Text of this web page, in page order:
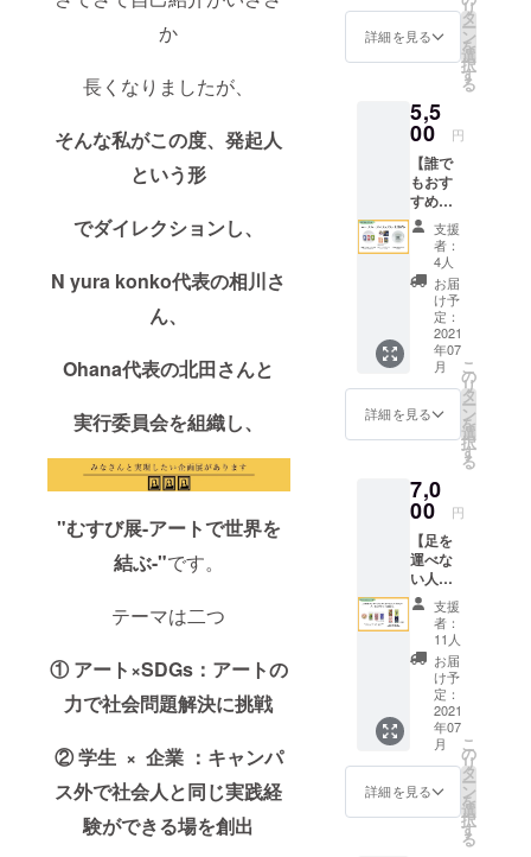
か
長くなりましたが、
そんな私がこの度、発起人
という形
でダイレクションし、
N yura konko代表の相川さ
ん、
Ohana代表の北田さんと
実行委員会を組織し、
"むすび展-アートで世界を
結ぶ-"です。
テーマは二つ
① アート×SDGs：アートの
力で社会問題解決に挑戦
② 学生 × 企業 ：キャンパ
ス外で社会人と同じ実践経
験ができる場を創出
ンの取
得や環
築、操
作など
つまづ
きやす
いポイ
ントを
解説 ★
実際に
無料で
サイト
を作成
してみ
る *有料
版への
移行は
ありま
せんの
でもし
お気に
した
ら、各
自でご
負担い
ただい
た上で
アップ
デート
くださ
い。 *む
すび展
で有料
版への
費用負
担は致
しかね
ます。 *
ただし
有料版
の作品
は、
もしく
はハー
ティー
＆シア
バター
プラン
で、選
択可能
です。
シアバ
ターお
よび
アート
ポス
は、遅
くとも
発送申
し上げ
ます。
ただき
ます。 *
額なし
となり
ます。
ハーブ
ティー
用の
パッ
ケージ
作品か
ら選択
いただ
けま
す。
ハーブ
ティー
および
アート
くとも
７月末
発送申
し上げ
ます。
（15g）
2個をお
届けさ
せてい
ます。
・全
アー
ティス
トのサ
イン入
りポス
トカー
ドもお
届けさ
せてい
ただき
ます。
ハーブ
ティー
および
ポスト
７月末
までに
発送申
し上げ
ます。
詳細を見る
リ
タ
ー
ン
を
選
択
す
る
5,5
00 円
【誰で
もおす
すめ】
ハーブ
ティー
プレミ
アムプ
ラン ・
通常デ
ザイン
のハー
ティー
３種全
てをお
届けさ
ただき
ます。
・全
アー
ティス
トのサ
イン入
りポス
トカー
ドもお
届けさ
せてい
ただき
ます。
ハーブ
ティー
および
支援
者：
4人
お届
け予
定：
2021
年07
月
詳細を見る
こ
の
リ
タ
ー
ン
を
選
択
す
る
7,0
00 円
【足を
運べな
い人に
おすす
め】 コ
ラボ
パッ
ケージ
シアバ
ター＆
ハーブ
ティー
ノー
マルプ
ラン ・
お好き
支援
者：
11人
お届
け予
定：
2021
年07
月
詳細を見る
こ
の
リ
タ
ー
ン
を
選
択
す
る